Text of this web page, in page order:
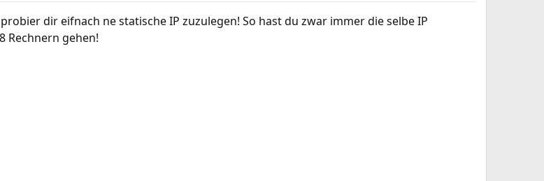
dir eifnach ne statische IP zuzulegen! So hast du zwar immer die selbe IP
Rechnern gehen!